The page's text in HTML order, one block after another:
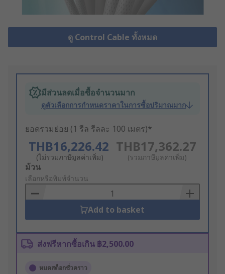
ดู Control Cable ทั้งหมด
มีส่วนลดเมื่อซื้อจำนวนมาก
ดูตัวเลือกการกำหนดราคาในการซื้อปริมาณมาก
ยอดรวมย่อย (1 รีล รีลละ 100 เมตร)*
THB16,226.42
(ไม่รวมภาษีมูลค่าเพิ่ม)
THB17,362.27
(รวมภาษีมูลค่าเพิ่ม)
Add
to
Basket
ม้วน
เลือกหรือพิมพ์จำนวน
Add to basket
ส่งฟรีหากซื้อเกิน ฿2,500.00
หมดสต็อกชั่วคราว